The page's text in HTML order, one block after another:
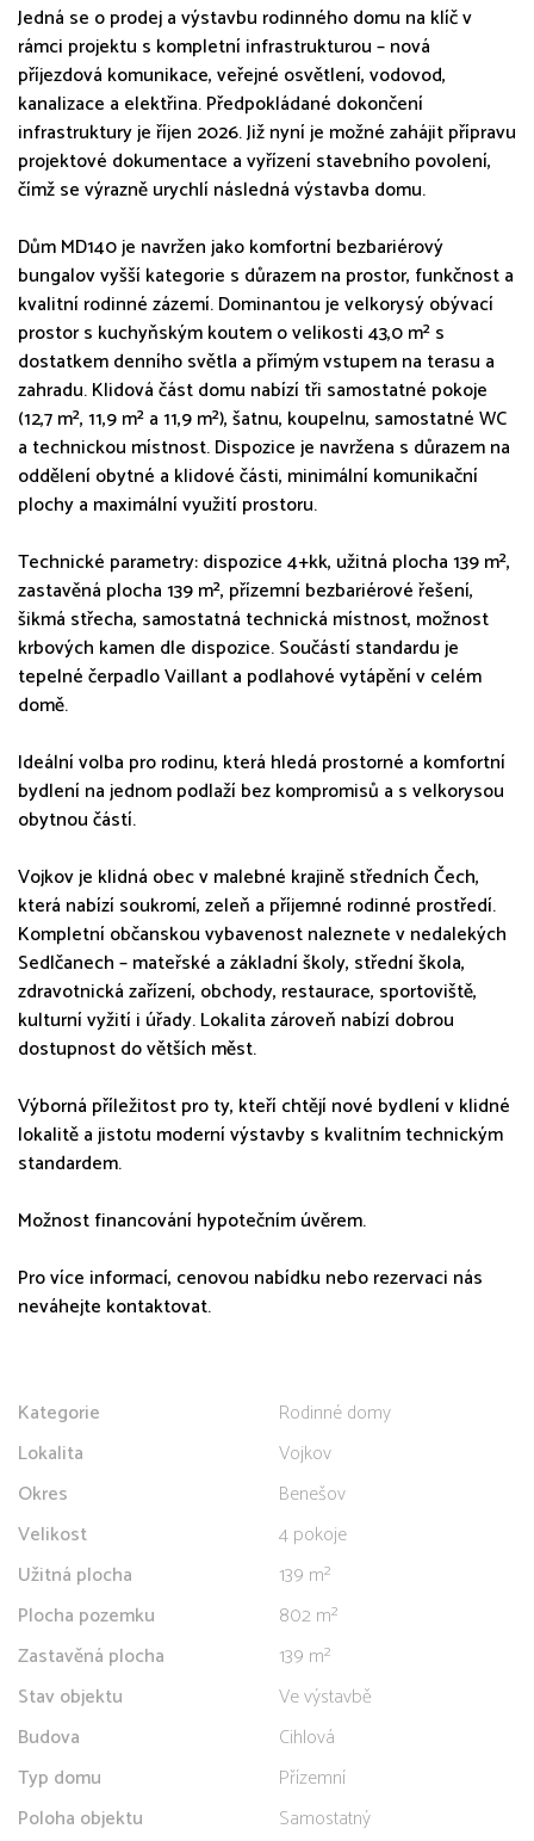
Jedná se o prodej a výstavbu rodinného domu na klíč v
rámci projektu s kompletní infrastrukturou – nová
příjezdová komunikace, veřejné osvětlení, vodovod,
kanalizace a elektřina. Předpokládané dokončení
infrastruktury je říjen 2026. Již nyní je možné zahájit přípravu
projektové dokumentace a vyřízení stavebního povolení,
čímž se výrazně urychlí následná výstavba domu.
Dům MD140 je navržen jako komfortní bezbariérový
bungalov vyšší kategorie s důrazem na prostor, funkčnost a
kvalitní rodinné zázemí. Dominantou je velkorysý obývací
prostor s kuchyňským koutem o velikosti 43,0 m² s
dostatkem denního světla a přímým vstupem na terasu a
zahradu. Klidová část domu nabízí tři samostatné pokoje
(12,7 m², 11,9 m² a 11,9 m²), šatnu, koupelnu, samostatné WC
a technickou místnost. Dispozice je navržena s důrazem na
oddělení obytné a klidové části, minimální komunikační
plochy a maximální využití prostoru.
Technické parametry: dispozice 4+kk, užitná plocha 139 m²,
zastavěná plocha 139 m², přízemní bezbariérové řešení,
šikmá střecha, samostatná technická místnost, možnost
krbových kamen dle dispozice. Součástí standardu je
tepelné čerpadlo Vaillant a podlahové vytápění v celém
domě.
Ideální volba pro rodinu, která hledá prostorné a komfortní
bydlení na jednom podlaží bez kompromisů a s velkorysou
obytnou částí.
Vojkov je klidná obec v malebné krajině středních Čech,
která nabízí soukromí, zeleň a příjemné rodinné prostředí.
Kompletní občanskou vybavenost naleznete v nedalekých
Sedlčanech – mateřské a základní školy, střední škola,
zdravotnická zařízení, obchody, restaurace, sportoviště,
kulturní vyžití i úřady. Lokalita zároveň nabízí dobrou
dostupnost do větších měst.
Výborná příležitost pro ty, kteří chtějí nové bydlení v klidné
lokalitě a jistotu moderní výstavby s kvalitním technickým
standardem.
Možnost financování hypotečním úvěrem.
Pro více informací, cenovou nabídku nebo rezervaci nás
neváhejte kontaktovat.
Kategorie
Rodinné domy
Lokalita
Vojkov
Okres
Benešov
Velikost
4 pokoje
Užitná plocha
139 m²
Plocha pozemku
802 m²
Zastavěná plocha
139 m²
Stav objektu
Ve výstavbě
Budova
Cihlová
Typ domu
Přízemní
Poloha objektu
Samostatný